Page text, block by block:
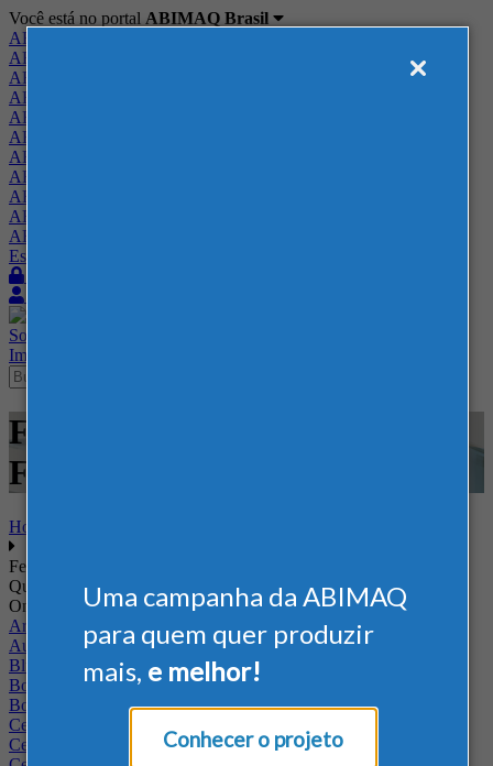
Uma campanha da ABIMAQ
para quem quer produzir
mais, e melhor!
Conhecer o projeto
Você está no portal ABIMAQ Brasil
ABIMAQ Brasil
ABIMAQ Minas Gerais
ABIMAQ Norte-Nordeste
ABIMAQ Paraná
ABIMAQ Piracicaba
ABIMAQ Ribeirão Preto
ABIMAQ Rio de Janeiro
ABIMAQ Rio Grande do Sul
ABIMAQ Santa Catarina
ABIMAQ São Paulo
ABIMAQ Vale do Paraíba
Escritório de Relações Governamentais
Sobre
Imprensa
Feiras - FUNDAPARQUE - -
Farmacêutico
Home
Feiras
Quando
Onde
Arena Jaguariuna
Auditório Albano Franco - FIEPA
Blumenau - SC
BolognaFiere
Boulevard Olimpico - RJ
Centro Internacional de Convenções do Brasil, em Brasília
Centro de Convenções - SE